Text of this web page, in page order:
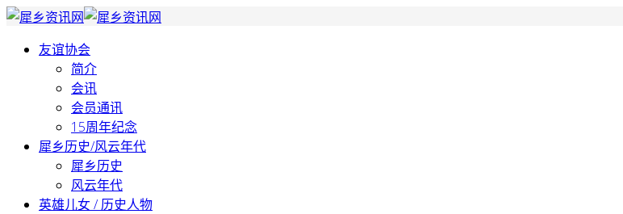
友谊协会
简介
会讯
会员通讯
15周年纪念
犀乡历史/风云年代
犀乡历史
风云年代
英雄儿女 / 历史人物